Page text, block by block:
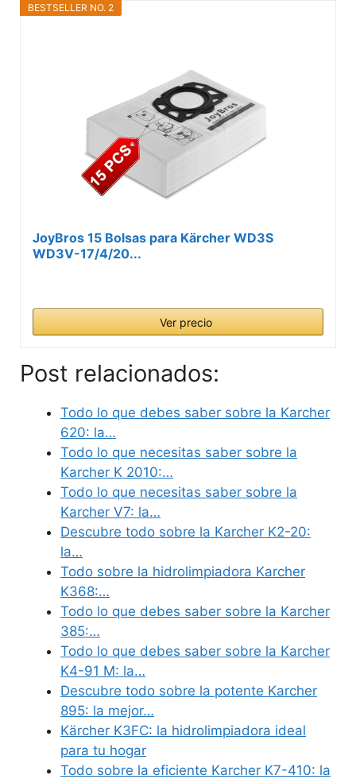
BESTSELLER NO. 2
JoyBros 15 Bolsas para Kärcher WD3S
WD3V-17/4/20...
Ver precio
Post relacionados:
Todo lo que debes saber sobre la Karcher
620: la…
Todo lo que necesitas saber sobre la
Karcher K 2010:…
Todo lo que necesitas saber sobre la
Karcher V7: la…
Descubre todo sobre la Karcher K2-20:
la…
Todo sobre la hidrolimpiadora Karcher
K368:…
Todo lo que debes saber sobre la Karcher
385:…
Todo lo que debes saber sobre la Karcher
K4-91 M: la…
Descubre todo sobre la potente Karcher
895: la mejor…
Kärcher K3FC: la hidrolimpiadora ideal
para tu hogar
Todo sobre la eficiente Karcher K7-410: la